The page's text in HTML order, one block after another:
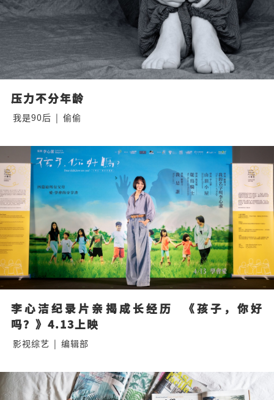
压力不分年龄
我是90后 | 偷偷
李心洁纪录片亲揭成长经历  《孩子，你好
吗？》4.13上映
影视综艺 | 编辑部